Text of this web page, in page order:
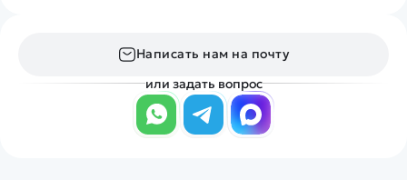
Написать нам на почту
или задать вопрос